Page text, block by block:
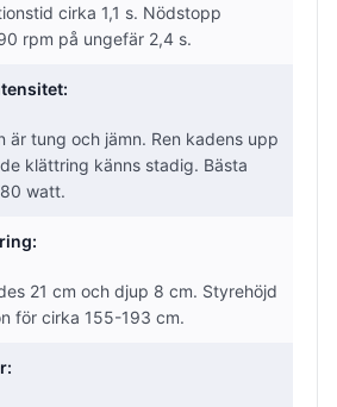
cirka 1,1 s. Nödstopp
rpm på ungefär 2,4 s.
är tung och jämn. Ren kadens upp
klättring känns stadig. Bästa
watt.
21 cm och djup 8 cm. Styrehöjd
för cirka 155-193 cm.